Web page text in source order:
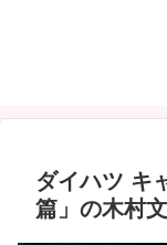
ダイハツ キ
篇」の木村